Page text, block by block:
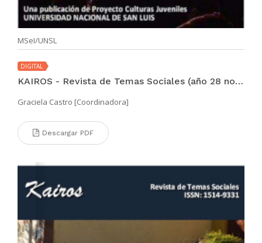
MSeI/UNSL
DIGITAL
KAIROS - Revista de Temas Sociales (año 28 no. 53 jul 2024)
Graciela Castro [Coordinadora]
Descargar PDF